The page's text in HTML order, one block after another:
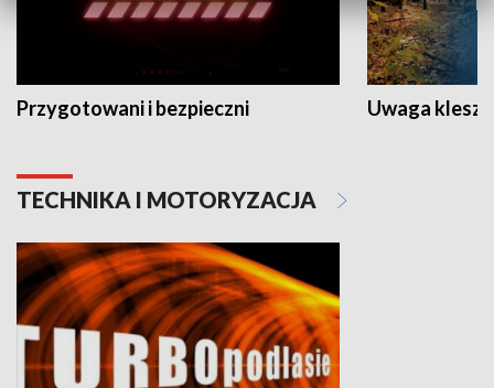
Przygotowani i bezpieczni Uwaga
TECHNIKA I MOTORYZACJA